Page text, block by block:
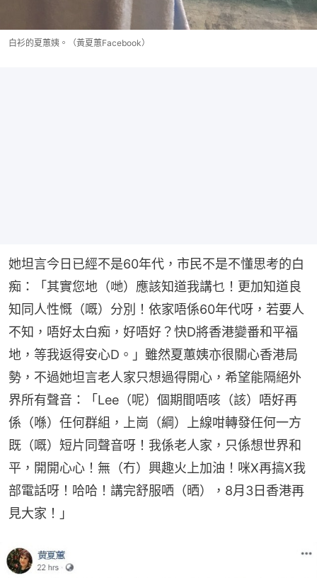
白衫的夏蕙姨。（黃夏蕙Facebook）
她坦言今日已經不是60年代，市民不是不懂思考的白
痴：「其實您地（哋）應該知道我講乜！更加知道良
知同人性慨（嘅）分別！依家唔係60年代呀，若要人
不知，唔好太白痴，好唔好？快D將香港變番和平福
地，等我返得安心D。」雖然夏蕙姨亦很關心香港局
勢，不過她坦言老人家只想過得開心，希望能隔絕外
界所有聲音：「Lee（呢）個期間唔咳（該）唔好再
係（喺）任何群組，上崗（綱）上線咁轉發任何一方
既（嘅）短片同聲音呀！我係老人家，只係想世界和
平，開開心心！無（冇）興趣火上加油！咪X再搞X我
部電話呀！哈哈！講完舒服哂（晒），8月3日香港再
見大家！」